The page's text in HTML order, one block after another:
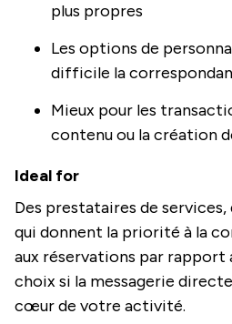
plus propres
Les options de
difficile la
Mieux pour les
contenu ou la création
Ideal for
Des prestataires de
qui donnent la priorité à la
aux réservations par rapport
choix si la messagerie
cœur de votre activité.